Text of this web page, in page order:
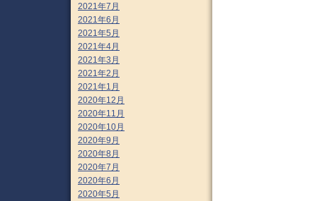
2021年7月
2021年6月
2021年5月
2021年4月
2021年3月
2021年2月
2021年1月
2020年12月
2020年11月
2020年10月
2020年9月
2020年8月
2020年7月
2020年6月
2020年5月